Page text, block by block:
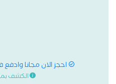
احجز الان مجانا وادفع
الكشف